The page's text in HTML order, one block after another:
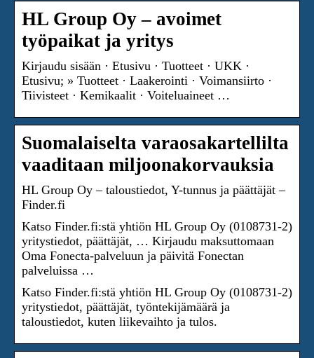
HL Group Oy – avoimet
työpaikat ja yritys
Kirjaudu sisään · Etusivu · Tuotteet · UKK ·
Etusivu; » Tuotteet · Laakerointi · Voimansiirto ·
Tiivisteet · Kemikaalit · Voiteluaineet …
Suomalaiselta varaosakartellilta
vaaditaan miljoonakorvauksia
HL Group Oy – taloustiedot, Y-tunnus ja päättäjät –
Finder.fi
Katso Finder.fi:stä yhtiön HL Group Oy (0108731-2)
yritystiedot, päättäjät, … Kirjaudu maksuttomaan
Oma Fonecta-palveluun ja päivitä Fonectan
palveluissa …
Katso Finder.fi:stä yhtiön HL Group Oy (0108731-2)
yritystiedot, päättäjät, työntekijämäärä ja
taloustiedot, kuten liikevaihto ja tulos.